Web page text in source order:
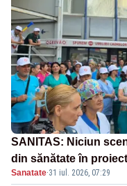
SANITAS: Niciun
din sănătate în
Sanatate·31 iul. 2026, 07:29